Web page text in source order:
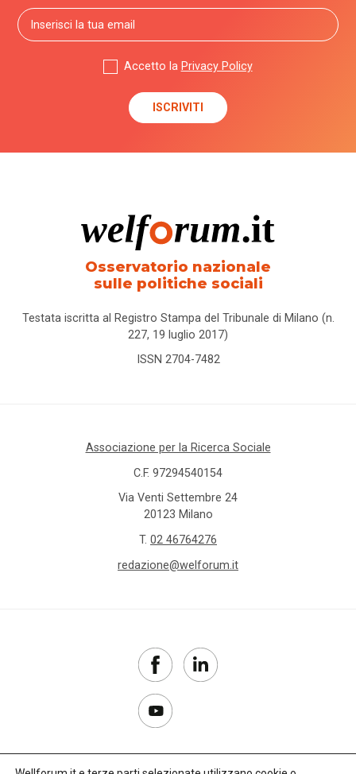
Accetto la Privacy Policy
Osservatorio nazionale
sulle politiche sociali
Testata iscritta al Registro Stampa del Tribunale di Milano (n.
227, 19 luglio 2017)
ISSN 2704-7482
Associazione per la Ricerca Sociale
C.F. 97294540154
Via Venti Settembre 24
20123 Milano
T. 02 46764276
redazione@welforum.it